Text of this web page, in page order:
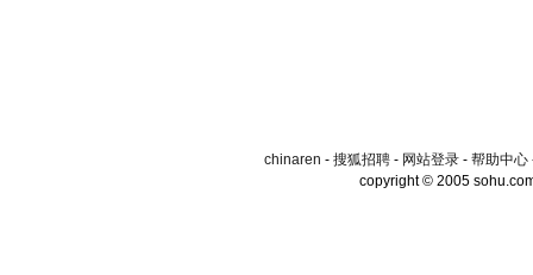
chinaren - 搜狐招聘- 网站登录- 帮助中心
copyright © 2005